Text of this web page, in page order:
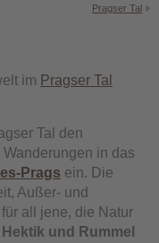
Pragser Tal
im Pragser Tal
Tal den
in das
Prags ein. Die
Außer- und
all jene, die Natur
und Rummel